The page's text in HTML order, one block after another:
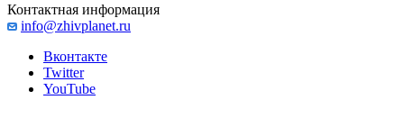
Контактная информация
info@zhivplanet.ru
Вконтакте
Twitter
YouTube